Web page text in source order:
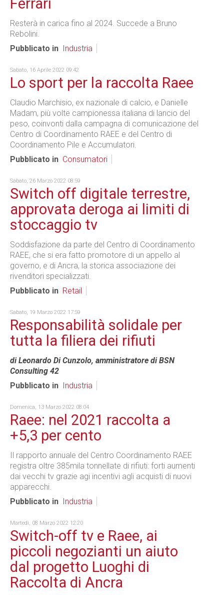
Ferrari
Resterà in carica fino al 2024. Succede a Bruno
Rebolini.
Pubblicato in
Industria
Sabato, 16 Aprile 2022 09:42
Lo sport per la raccolta Raee
Claudio Marchisio, ex nazionale di calcio, e Danielle
Madam, più volte campionessa italiana di lancio del
peso, coinvonti dalla campagna di comunicazione del
Centro di Coordinamento RAEE e del Centro di
Coordinamento Pile e Accumulatori.
Pubblicato in Consumatori
Sabato, 26 Marzo 2022 08:59
Switch off digitale terrestre,
approvata deroga ai limiti di
stoccaggio tv
Soddisfazione da parte del Centro di Coordinamento
RAEE, che si era fatto promotore di un appello al
governo, e di Ancra, la storica associazione dei
rivenditori specializzati.
Pubblicato in Retail
Sabato, 19 Marzo 2022 17:59
Responsabilità solidale per
tutta la filiera dei rifiuti
di Leonardo Di Cunzolo, amministratore di BSN
Consulting 42
Pubblicato in
Industria
Domenica, 13 Marzo 2022 08:04
Raee: nel 2021 raccolta a
+5,3 per cento
Il rapporto annuale del Centro Coordinamento RAEE
registra oltre 385mila tonnellate di rifiuti: forti aumenti
dai vecchi tv grazie agi incentivi agli acquisti di nuovi
apparecchi.
Pubblicato in
Industria
Martedì, 08 Marzo 2022 12:20
Switch-off tv e Raee, ai
piccoli negozianti un aiuto
dal progetto Luoghi di
Raccolta di Ancra